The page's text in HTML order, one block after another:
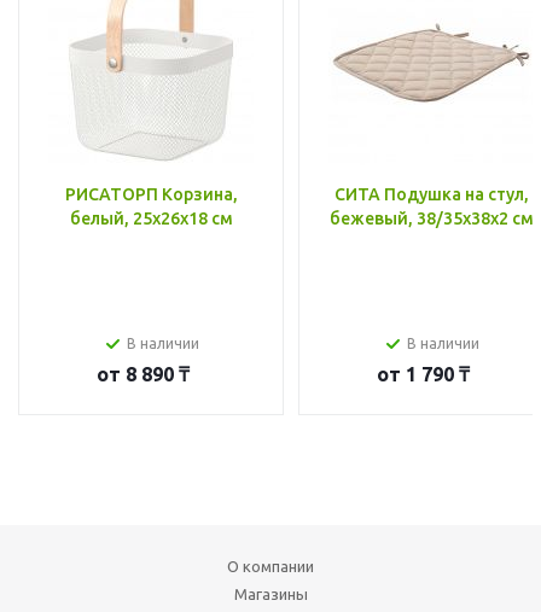
РИСАТОРП Корзина,
белый, 25x26x18 см
В наличии
от 8 890 ₸
СИТА Подушка на стул,
бежевый, 38/35x38x2 см
В наличии
от 1 790 ₸
О компании
Магазины